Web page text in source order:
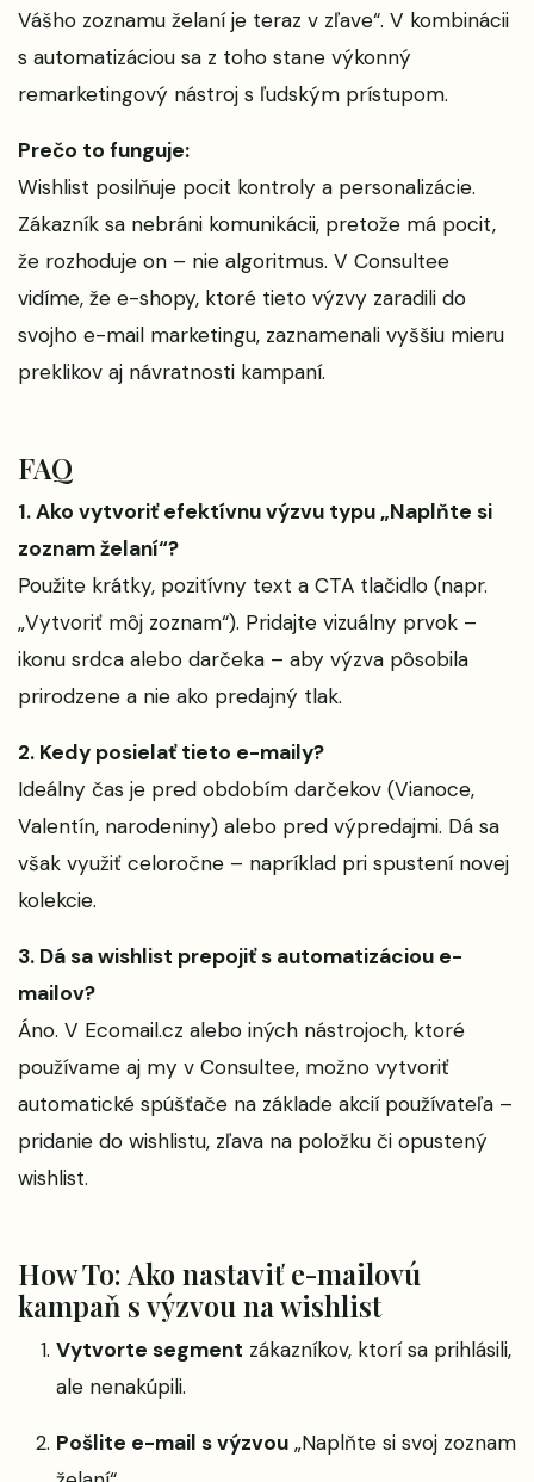
Vášho zoznamu želaní je teraz v zľave“. V kombinácii
s automatizáciou sa z toho stane výkonný
remarketingový nástroj s ľudským prístupom.
Prečo to funguje:
Wishlist posilňuje pocit kontroly a personalizácie.
Zákazník sa nebráni komunikácii, pretože má pocit,
že rozhoduje on – nie algoritmus. V Consultee
vidíme, že e-shopy, ktoré tieto výzvy zaradili do
svojho e-mail marketingu, zaznamenali vyššiu mieru
preklikov aj návratnosti kampaní.
FAQ
1. Ako vytvoriť efektívnu výzvu typu „Naplňte si
zoznam želaní“?
Použite krátky, pozitívny text a CTA tlačidlo (napr.
„Vytvoriť môj zoznam“). Pridajte vizuálny prvok –
ikonu srdca alebo darčeka – aby výzva pôsobila
prirodzene a nie ako predajný tlak.
2. Kedy posielať tieto e-maily?
Ideálny čas je pred obdobím darčekov (Vianoce,
Valentín, narodeniny) alebo pred výpredajmi. Dá sa
však využiť celoročne – napríklad pri spustení novej
kolekcie.
3. Dá sa wishlist prepojiť s automatizáciou e-
mailov?
Áno. V Ecomail.cz alebo iných nástrojoch, ktoré
používame aj my v Consultee, možno vytvoriť
automatické spúšťače na základe akcií používateľa –
pridanie do wishlistu, zľava na položku či opustený
wishlist.
How To: Ako nastaviť e-mailovú
kampaň s výzvou na wishlist
Vytvorte segment zákazníkov, ktorí sa prihlásili,
ale nenakúpili.
Pošlite e-mail s výzvou „Naplňte si svoj zoznam